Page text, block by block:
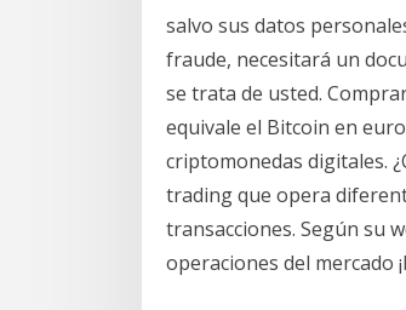
salvo sus datos
fraude, necesitará un
se trata de usted.
equivale el Bitcoin en
criptomonedas digitales.
trading que opera
transacciones. Según su
operaciones del mercado